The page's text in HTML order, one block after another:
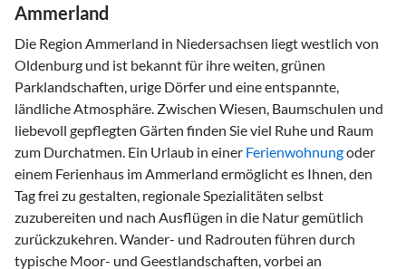
Ammerland
Die Region Ammerland in Niedersachsen liegt westlich von
Oldenburg und ist bekannt für ihre weiten, grünen
Parklandschaften, urige Dörfer und eine entspannte,
ländliche Atmosphäre. Zwischen Wiesen, Baumschulen und
liebevoll gepflegten Gärten finden Sie viel Ruhe und Raum
zum Durchatmen. Ein Urlaub in einer Ferienwohnungoder
einem Ferienhaus im Ammerland ermöglicht es Ihnen, den
Tag frei zu gestalten, regionale Spezialitäten selbst
zuzubereiten und nach Ausflügen in die Natur gemütlich
zurückzukehren. Wander- und Radrouten führen durch
typische Moor- und Geestlandschaften, vorbei an